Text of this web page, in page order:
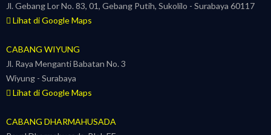
Jl. Gebang Lor No. 83, 01, Gebang Putih, Sukolilo - Surabaya 60117
Lihat di Google Maps
CABANG WIYUNG
Jl. Raya Menganti Babatan No. 3
Wiyung - Surabaya
Lihat di Google Maps
CABANG DHARMAHUSADA